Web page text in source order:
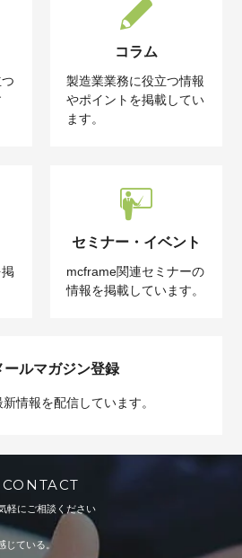
コラム
製造業業務に役立つ情報
やポイントを掲載してい
ます。
セミナー・イベント
mcframe関連セミナーの
情報を掲載しています。
ールマガジン登録
情報を配信しています。
CONTACT
軽にご相談ください
じている。